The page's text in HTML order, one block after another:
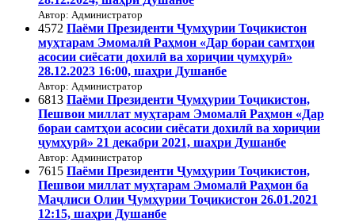
Автор: Администратор
4572 Паёми Президенти Ҷумҳурии Тоҷикистон
муҳтарам Эмомалӣ Раҳмон «Дар бораи самтҳои
асосии сиёсати дохилӣ ва хориҷии ҷумҳурӣ»
28.12.2023 16:00, шаҳри Душанбе
Автор: Администратор
6813 Паёми Президенти Ҷумҳурии Тоҷикистон,
Пешвои миллат муҳтарам Эмомалӣ Раҳмон «Дар
бораи самтҳои асосии сиёсати дохилӣ ва хориҷии
ҷумҳурӣ» 21 декабри 2021, шаҳри Душанбе
Автор: Администратор
7615 Паёми Президенти Ҷумҳурии Тоҷикистон,
Пешвои миллат муҳтарам Эмомалӣ Раҳмон ба
Маҷлиси Олии Ҷумҳурии Тоҷикистон 26.01.2021
12:15, шаҳри Душанбе